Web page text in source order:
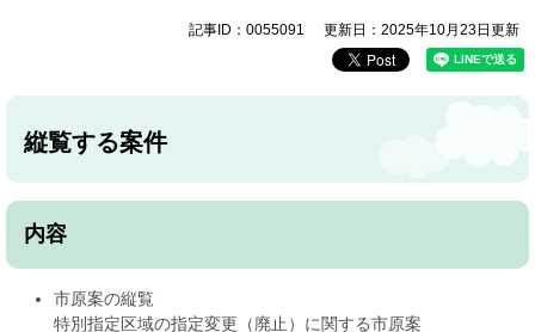
記事ID：0055091 更新日：2025年10月23日更新
縦覧する案件
内容
市原案の縦覧
特別指定区域の指定変更（廃止）に関する市原案